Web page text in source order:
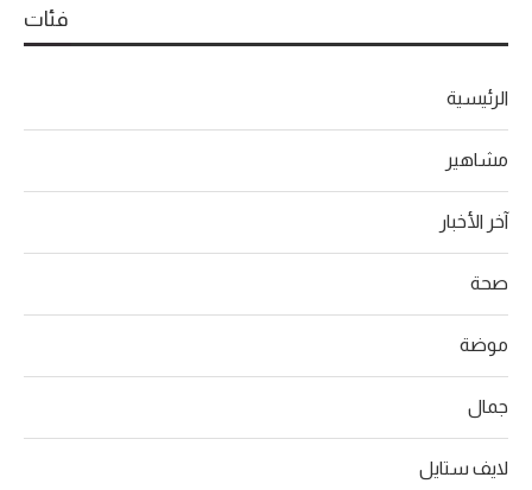
فئات
الرئيسية
مشاهير
آخر الأخبار
صحة
موضة
جمال
لايف ستايل